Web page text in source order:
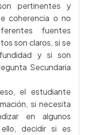
pertinentes y
coherencia o no
fuentes
son claros, si se
y si son
Secundaria
el estudiante
si necesita
en algunos
decidir si es